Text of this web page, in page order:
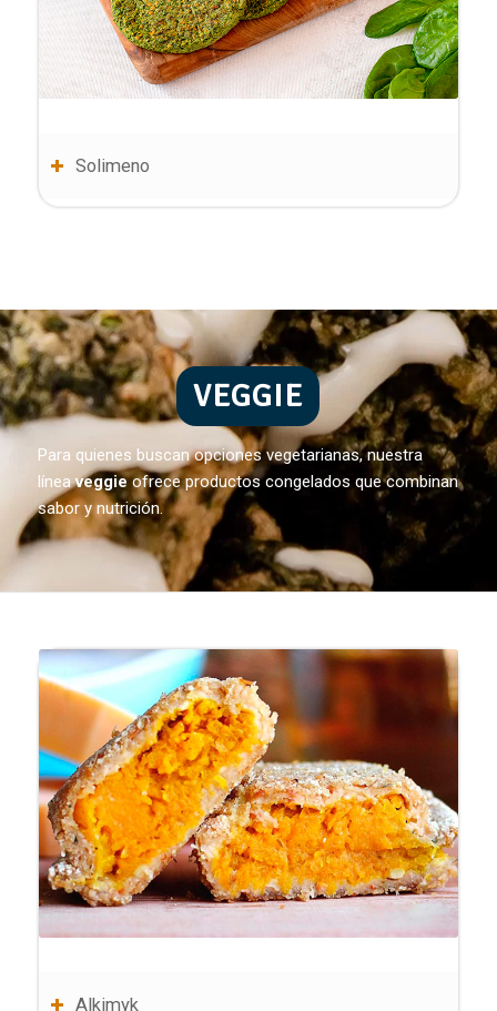
Solimeno
VEGGIE
Para quienes buscan opciones vegetarianas, nuestra
líneaveggieofrece productos congelados que combinan
sabor y nutrición.
Alkimyk